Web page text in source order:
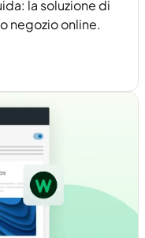
la soluzione di
negozio online.